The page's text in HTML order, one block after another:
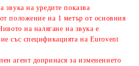
звука на уредите показва
положение на 1 метър от основния
на налягане на звука е
със спецификацията на Eurovent
агент допринася за изменението